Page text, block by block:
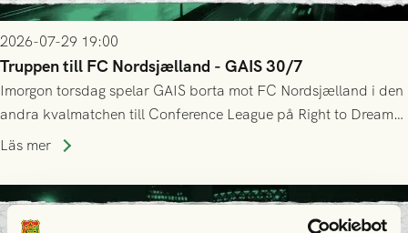
2026-07-29 19:00
Truppen till FC Nordsjælland - GAIS 30/7
Imorgon torsdag spelar GAIS borta mot FC Nordsjælland i den
andra kvalmatchen till Conference League på Right to Dream
Park! Fredrik Holmberg och ledarstaben har tagit ut följande
Läs mer